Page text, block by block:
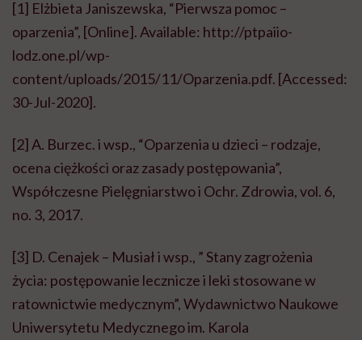
[1] Elżbieta Janiszewska, “Pierwsza pomoc –
oparzenia”, [Online]. Available: http://ptpaiio-
lodz.one.pl/wp-
content/uploads/2015/11/Oparzenia.pdf. [Accessed:
30-Jul-2020].
[2] A. Burzec. i wsp., “Oparzenia u dzieci – rodzaje,
ocena ciężkości oraz zasady postępowania”,
Współczesne Pielęgniarstwo i Ochr. Zdrowia, vol. 6,
no. 3, 2017.
[3] D. Cenajek – Musiał i wsp., ” Stany zagrożenia
życia: postępowanie lecznicze i leki stosowane w
ratownictwie medycznym”, Wydawnictwo Naukowe
Uniwersytetu Medycznego im. Karola